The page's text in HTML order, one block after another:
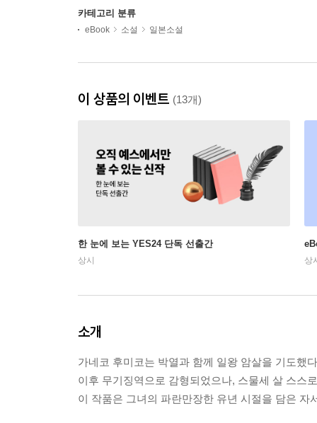
카테고리 분류
eBook 소설 일본소설
이 상품의 이벤트 (13개)
한 눈에 보는 YES24 단독 선출간
상시 상
소개
가네코 후미코는 박열과 함께 일왕 암살을 기도했
이후 무기징역으로 감형되었으나, 스물세 살 스스
이 작품은 그녀의 파란만장한 유년 시절을 담은 자